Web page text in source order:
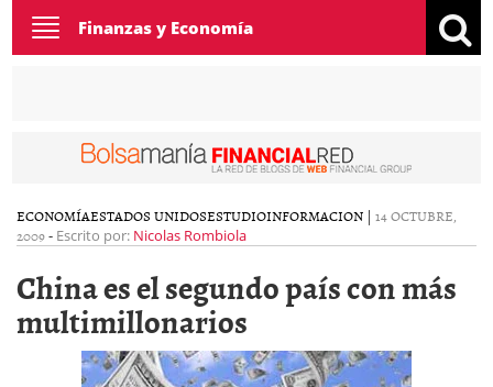
Toggle
navigation
Finanzas y Economía
ECONOMÍAESTADOS UNIDOSESTUDIOINFORMACION | 14 OCTUBRE,
2009- Escrito por: Nicolas Rombiola
China es el segundo país con más
multimillonarios